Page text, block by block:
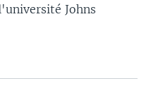
Johns